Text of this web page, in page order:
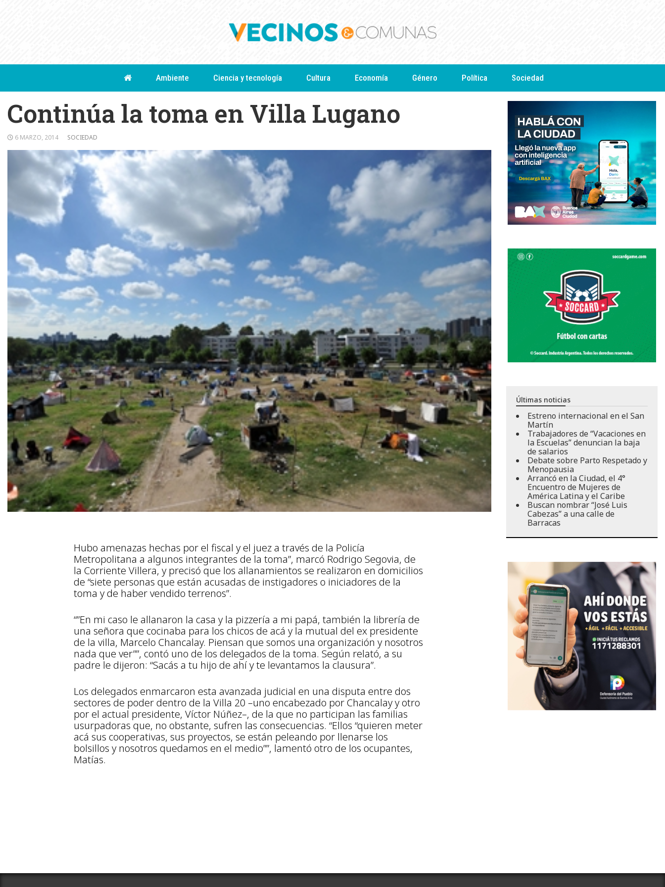
Ambiente Ciencia y tecnología Cultura Economía Género Política Sociedad
Continúa la toma en Villa Lugano
6 MARZO, 2014 SOCIEDAD
Hubo amenazas hechas por el fiscal y el juez a través de la Policía
Metropolitana a algunos integrantes de la toma”, marcó Rodrigo Segovia, de
la Corriente Villera, y precisó que los allanamientos se realizaron en domicilios
de “siete personas que están acusadas de instigadores o iniciadores de la
toma y de haber vendido terrenos”.
“”En mi caso le allanaron la casa y la pizzería a mi papá, también la librería de
una señora que cocinaba para los chicos de acá y la mutual del ex presidente
de la villa, Marcelo Chancalay. Piensan que somos una organización y nosotros
nada que ver””, contó uno de los delegados de la toma. Según relató, a su
padre le dijeron: “Sacás a tu hijo de ahí y te levantamos la clausura”.
Los delegados enmarcaron esta avanzada judicial en una disputa entre dos
sectores de poder dentro de la Villa 20 –uno encabezado por Chancalay y otro
por el actual presidente, Víctor Núñez–, de la que no participan las familias
usurpadoras que, no obstante, sufren las consecuencias. “Ellos “quieren meter
acá sus cooperativas, sus proyectos, se están peleando por llenarse los
bolsillos y nosotros quedamos en el medio””, lamentó otro de los ocupantes,
Matías.
Últimas noticias
Estreno internacional en el San
Martín
Trabajadores de “Vacaciones en
la Escuelas” denuncian la baja
de salarios
Debate sobre Parto Respetado y
Menopausia
Arrancó en la Ciudad, el 4°
Encuentro de Mujeres de
América Latina y el Caribe
Buscan nombrar “José Luis
Cabezas” a una calle de
Barracas